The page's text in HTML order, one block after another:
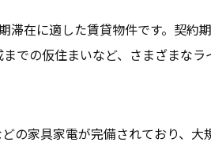
滞在に適した賃貸物件です。契約
での仮住まいなど、さまざまなラ
の家具家電が完備されており、